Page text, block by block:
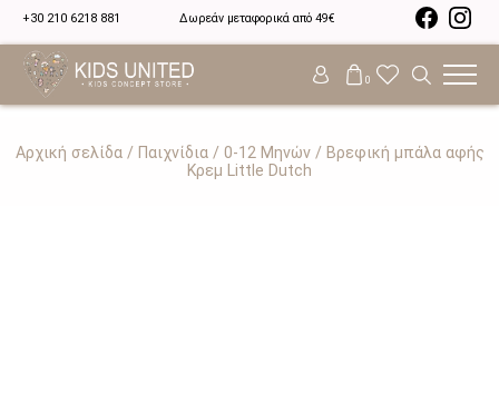
+30 210 6218 881 Δωρεάν μεταφορικά από 49€
0
Αρχική σελίδα/ Παιχνίδια/ 0-12 Μηνών/ Βρεφική μπάλα αφής
Κρεμ Little Dutch